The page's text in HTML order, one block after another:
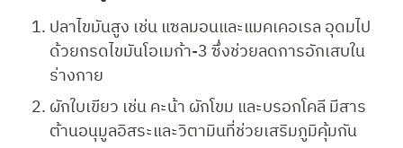
ปลาไขมันสูง เช่น แซลมอนและแมคเคอเรล อุดมไป
ด้วยกรดไขมันโอเมก้า-3 ซึ่งช่วยลดการอักเสบใน
ร่างกาย
ผักใบเขียว เช่น คะน้า ผักโขม และบรอกโคลี มีสาร
ต้านอนุมูลอิสระและวิตามินที่ช่วยเสริมภูมิคุ้มกัน